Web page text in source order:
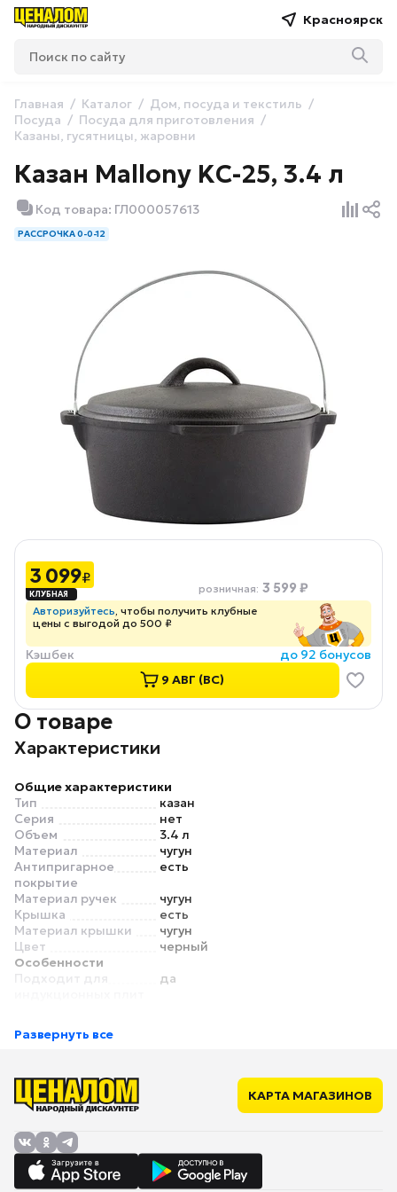
Красноярск
Главная Каталог
Дом, посуда и текстиль
Посуда
Посуда для приготовления
Казаны, гусятницы, жаровни
Казан Mallony KС-25, 3.4 л
Код товара: ГЛ000057613
РАССРОЧКА 0-0-12
3 099₽
розничная: 3 599 ₽
Авторизуйтесь, чтобы получить клубные
цены с выгодой до 500 ₽
Кэшбек
до 92 бонусов
9 АВГ (ВС)
О товаре
Характеристики
Общие характеристики
Тип
казан
Серия
нет
Объем
3.4 л
Материал
чугун
Антипригарное
покрытие
есть
Материал ручек
чугун
Крышка
есть
Материал крышки
чугун
Цвет
черный
Особенности
Подходит для
да
машине
в духовке
Размеры
Диаметр верха
Высота стенок
Толщина стенок
4 мм
Толщина дна
6 мм
Развернуть все
КАРТА МАГАЗИНОВ